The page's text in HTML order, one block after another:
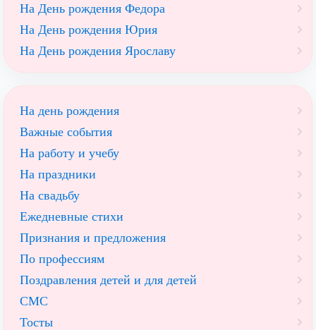
На День рождения Федора
На День рождения Юрия
На День рождения Ярославу
На день рождения
Важные события
На работу и учебу
На праздники
На свадьбу
Ежедневные стихи
Признания и предложения
По профессиям
Поздравления детей и для детей
СМС
Тосты